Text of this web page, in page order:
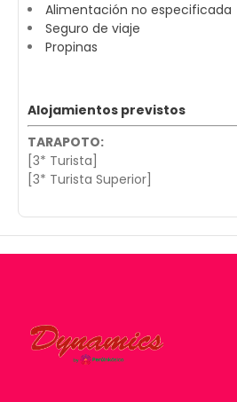
Alimentación no especificada
Seguro de viaje
Propinas
Alojamientos previstos
TARAPOTO:
[3* Turista]
[3* Turista Superior]